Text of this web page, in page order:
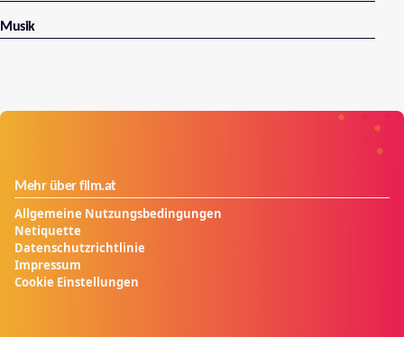
Scherz abtut, will Maddy nichts damit zu tun haben.
Musik
Mehr über film.at
Allgemeine Nutzungsbedingungen
Netiquette
Datenschutzrichtlinie
Impressum
Cookie Einstellungen